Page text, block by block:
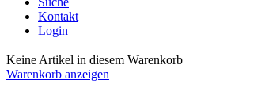
Kontakt
Login
Keine Artikel in diesem Warenkorb
Warenkorb anzeigen